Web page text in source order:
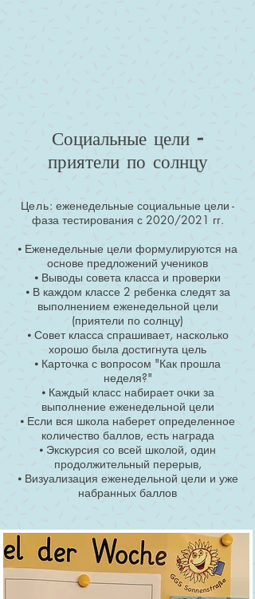
Социальные цели -
приятели по солнцу
Цель: еженедельные социальные цели -
фаза тестирования с 2020/2021 гг.
⦁ Еженедельные цели формулируются на
основе предложений учеников
⦁ Выводы совета класса и проверки
⦁ В каждом классе 2 ребенка следят за
выполнением еженедельной цели
(приятели по солнцу)
⦁ Совет класса спрашивает, насколько
хорошо была достигнута цель
⦁ Карточка с вопросом "Как прошла
неделя?"
⦁ Каждый класс набирает очки за
выполнение еженедельной цели
⦁ Если вся школа наберет определенное
количество баллов, есть награда
⦁ Экскурсия со всей школой, один
продолжительный перерыв,
⦁ Визуализация еженедельной цели и уже
набранных баллов